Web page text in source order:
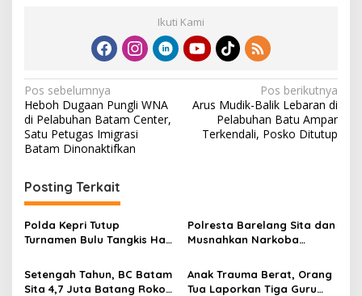
Ikuti Kami
N
a
v
i
g
a
s
i
p
Pos sebelumnya
Heboh Dugaan Pungli WNA
di Pelabuhan Batam Center,
Satu Petugas Imigrasi
Batam Dinonaktifkan
Pos berikutnya
Arus Mudik-Balik Lebaran di
Pelabuhan Batu Ampar
Terkendali, Posko Ditutup
Posting Terkait
Polda Kepri Tutup
Turnamen Bulu Tangkis Hari
Bidpropam Raih Juara
Beregu
Polresta Barelang Sita dan
Musnahkan Narkoba
Setengah Tahun, BC Batam
Sita 4,7 Juta Batang Rokok
Anak Trauma Berat, Orang
Tua Laporkan Tiga Guru